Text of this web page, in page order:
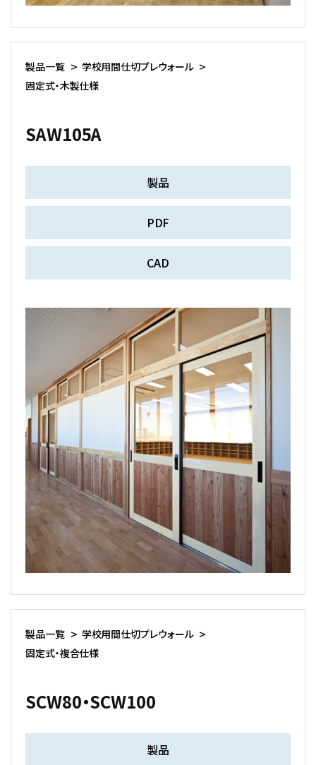
製品一覧
学校用間仕切プレウォール
固定式・木製仕様
SAW105A
製品
PDF
CAD
製品一覧
学校用間仕切プレウォール
固定式・複合仕様
SCW80・SCW100
製品